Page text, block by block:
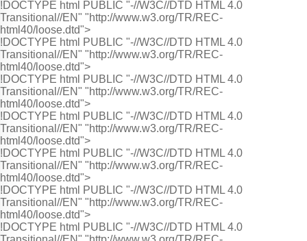
!DOCTYPE html PUBLIC "-//W3C//DTD HTML 4.0
Transitional//EN" "http://www.w3.org/TR/REC-
html40/loose.dtd">
!DOCTYPE html PUBLIC "-//W3C//DTD HTML 4.0
Transitional//EN" "http://www.w3.org/TR/REC-
html40/loose.dtd">
!DOCTYPE html PUBLIC "-//W3C//DTD HTML 4.0
Transitional//EN" "http://www.w3.org/TR/REC-
html40/loose.dtd">
!DOCTYPE html PUBLIC "-//W3C//DTD HTML 4.0
Transitional//EN" "http://www.w3.org/TR/REC-
html40/loose.dtd">
!DOCTYPE html PUBLIC "-//W3C//DTD HTML 4.0
Transitional//EN" "http://www.w3.org/TR/REC-
html40/loose.dtd">
!DOCTYPE html PUBLIC "-//W3C//DTD HTML 4.0
Transitional//EN" "http://www.w3.org/TR/REC-
html40/loose.dtd">
!DOCTYPE html PUBLIC "-//W3C//DTD HTML 4.0